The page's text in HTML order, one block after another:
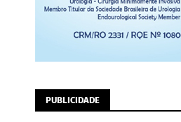
PUBLICIDADE